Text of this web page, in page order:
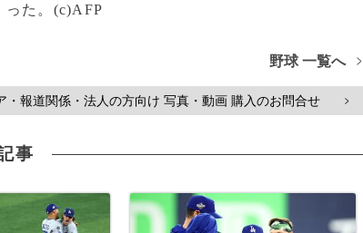
った。(c)AFP
野球 一覧へ >
・報道関係・法人の方向け 写真・動画 購入のお問合せ >
事